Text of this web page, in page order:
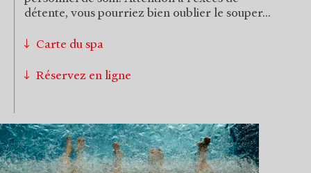
détente, vous pourriez bien oublier le souper...
Carte du spa
Réservez en ligne